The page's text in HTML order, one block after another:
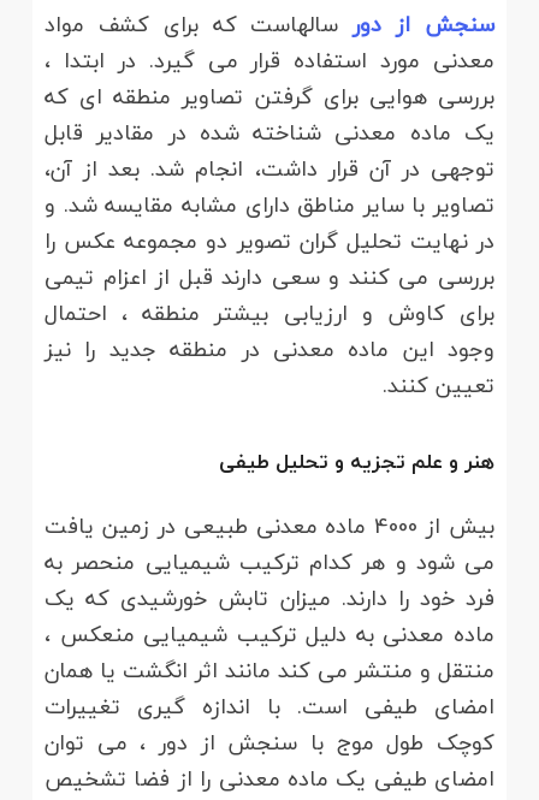
سنجش از دور سالهاست که برای کشف مواد
معدنی مورد استفاده قرار می گیرد. در ابتدا ،
بررسی هوایی برای گرفتن تصاویر منطقه ای که
یک ماده معدنی شناخته شده در مقادیر قابل
توجهی در آن قرار داشت، انجام شد. بعد از آن،
تصاویر با سایر مناطق دارای مشابه مقایسه شد. و
در نهایت تحلیل گران تصویر دو مجموعه عکس را
بررسی می کنند و سعی دارند قبل از اعزام تیمی
برای کاوش و ارزیابی بیشتر منطقه ، احتمال
وجود این ماده معدنی در منطقه جدید را نیز
تعیین کنند.
هنر و علم تجزیه و تحلیل طیفی
بیش از 4000 ماده معدنی طبیعی در زمین یافت
می شود و هر کدام ترکیب شیمیایی منحصر به
فرد خود را دارند. میزان تابش خورشیدی که یک
ماده معدنی به دلیل ترکیب شیمیایی منعکس ،
منتقل و منتشر می کند مانند اثر انگشت یا همان
امضای طیفی است. با اندازه گیری تغییرات
کوچک طول موج با سنجش از دور ، می توان
امضای طیفی یک ماده معدنی را از فضا تشخیص